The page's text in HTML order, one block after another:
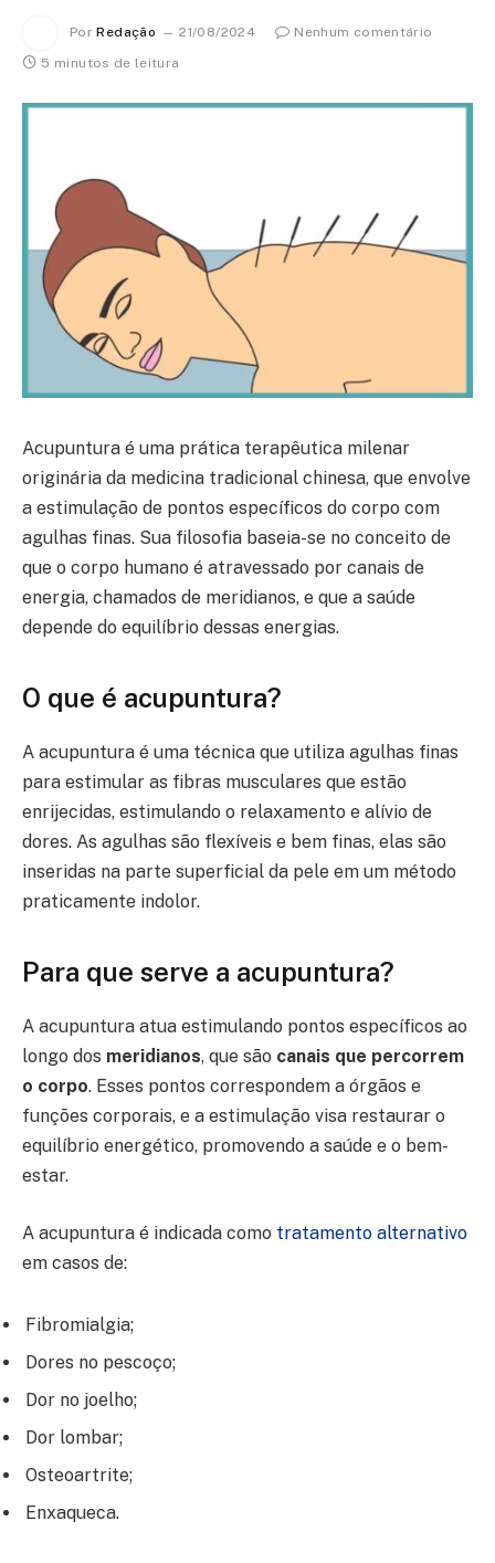
Por Redação 21/08/2024
Nenhum comentário
5 minutos de leitura
Acupuntura é uma prática terapêutica milenar
originária da medicina tradicional chinesa, que envolve
a estimulação de pontos específicos do corpo com
agulhas finas. Sua filosofia baseia-se no conceito de
que o corpo humano é atravessado por canais de
energia, chamados de meridianos, e que a saúde
depende do equilíbrio dessas energias.
O que é acupuntura?
A acupuntura é uma técnica que utiliza agulhas finas
para estimular as fibras musculares que estão
enrijecidas, estimulando o relaxamento e alívio de
dores. As agulhas são flexíveis e bem finas, elas são
inseridas na parte superficial da pele em um método
praticamente indolor.
Para que serve a acupuntura?
A acupuntura atua estimulando pontos específicos ao
longo dos meridianos, que são canais que percorrem
o corpo. Esses pontos correspondem a órgãos e
funções corporais, e a estimulação visa restaurar o
equilíbrio energético, promovendo a saúde e o bem-
estar.
A acupuntura é indicada como tratamento alternativo
em casos de:
Fibromialgia;
Dores no pescoço;
Dor no joelho;
Dor lombar;
Osteoartrite;
Enxaqueca.